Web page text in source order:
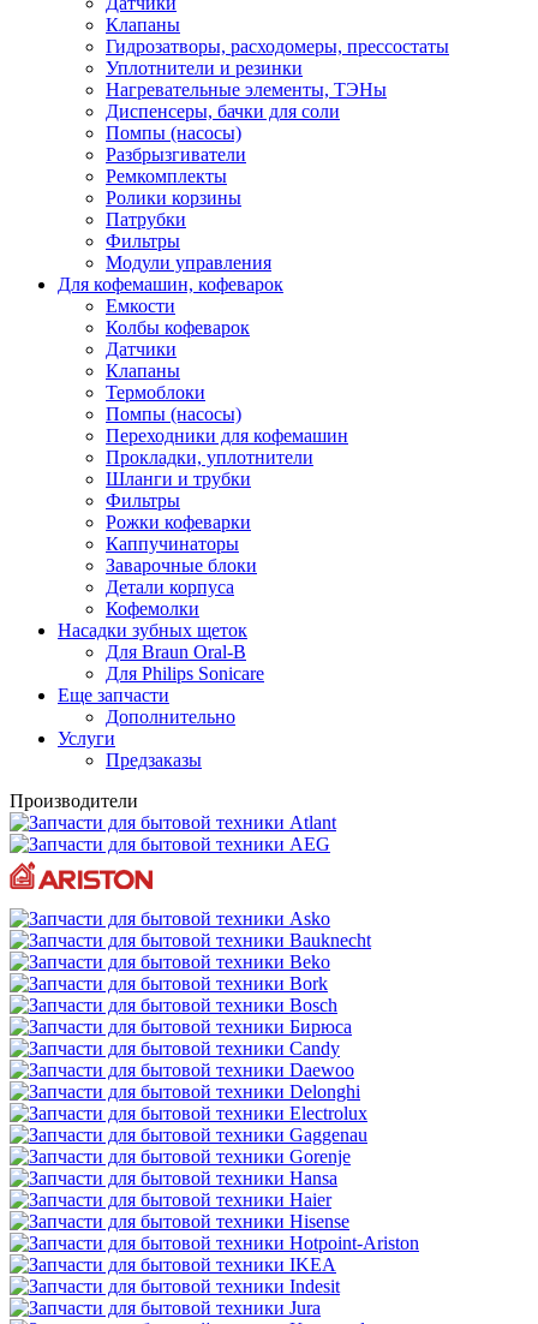
Клапаны
Гидрозатворы, расходомеры, прессостаты
Уплотнители и резинки
Нагревательные элементы, ТЭНы
Диспенсеры, бачки для соли
Помпы (насосы)
Разбрызгиватели
Ремкомплекты
Ролики корзины
Патрубки
Фильтры
Модули управления
Для кофемашин, кофеварок
Емкости
Колбы кофеварок
Датчики
Клапаны
Термоблоки
Помпы (насосы)
Переходники для кофемашин
Прокладки, уплотнители
Шланги и трубки
Фильтры
Рожки кофеварки
Каппучинаторы
Заварочные блоки
Детали корпуса
Кофемолки
Насадки зубных щеток
Для Braun Oral-B
Для Philips Sonicare
Еще запчасти
Дополнительно
Услуги
Предзаказы
Производители